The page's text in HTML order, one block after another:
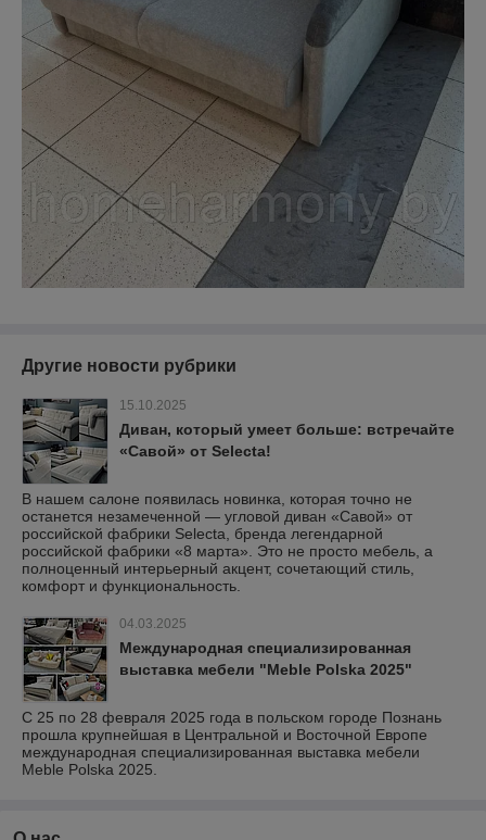
Другие новости рубрики
15.10.2025
Диван, который умеет больше: встречайте
«Савой» от Selecta!
В нашем салоне появилась новинка, которая точно не
останется незамеченной — угловой диван «Савой» от
российской фабрики Selecta, бренда легендарной
российской фабрики «8 марта». Это не просто мебель, а
полноценный интерьерный акцент, сочетающий стиль,
комфорт и функциональность.
04.03.2025
Международная специализированная
выставка мебели "Meble Polska 2025"
С 25 по 28 февраля 2025 года в польском городе Познань
прошла крупнейшая в Центральной и Восточной Европе
международная специализированная выставка мебели
Meble Polska 2025.